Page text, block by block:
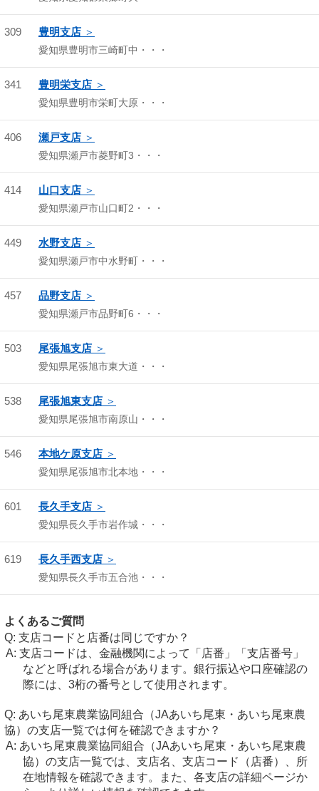
309 豊明支店
愛知県豊明市三崎町中・・・
341 豊明栄支店
愛知県豊明市栄町大原・・・
406 瀬戸支店
愛知県瀬戸市菱野町3・・・
414 山口支店
愛知県瀬戸市山口町2・・・
449 水野支店
愛知県瀬戸市中水野町・・・
457 品野支店
愛知県瀬戸市品野町6・・・
503 尾張旭支店
愛知県尾張旭市東大道・・・
538 尾張旭東支店
愛知県尾張旭市南原山・・・
546 本地ケ原支店
愛知県尾張旭市北本地・・・
601 長久手支店
愛知県長久手市岩作城・・・
619 長久手西支店
愛知県長久手市五合池・・・
よくあるご質問
支店コードと店番は同じですか？
支店コードは、金融機関によって「店番」「支店番号」
などと呼ばれる場合があります。銀行振込や口座確認の
際には、3桁の番号として使用されます。
あいち尾東農業協同組合（JAあいち尾東・あいち尾東農
協）の支店一覧では何を確認できますか？
あいち尾東農業協同組合（JAあいち尾東・あいち尾東農
協）の支店一覧では、支店名、支店コード（店番）、所
在地情報を確認できます。また、各支店の詳細ページか